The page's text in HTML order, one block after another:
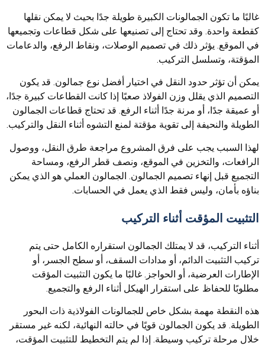
غالبًا ما تكون الجمالونات الكبيرة طويلة جدًا بحيث لا يمكن نقلها
كقطعة واحدة. وقد تحتاج إلى تصنيعها على شكل قطاعات وتجميعها
في الموقع. يؤثر ذلك في تصميم الوصلات، ونقاط الرفع، والدعامات
المؤقتة، وتسلسل التركيب.
يمكن أن تؤثر حدود النقل في اختيار أفضل نوع جمالون. قد يكون
التصميم الذي يقلل وزن الفولاذ صعبًا إذا كانت القطاعات كبيرة جدًا،
أو عميقة جدًا، أو مرنة جدًا أثناء الرفع. قد تحتاج قطاعات الجمالون
الطويلة والنحيفة إلى تقوية مؤقتة لمنع التشوه أثناء النقل والتركيب.
لهذا السبب يجب على فرق المشروع مراجعة طرق النقل، ووصول
الرافعات، والتخزين في الموقع، ونصف قطر الرفع، ومساحة
التجميع قبل إنهاء تصميم الجمالون. الجمالون العملي هو الذي يمكن
بناؤه بأمان، وليس فقط الذي يعمل في الحسابات.
التثبيت المؤقت أثناء التركيب
أثناء التركيب، قد لا يمتلك الجمالون استقراره الكامل حتى يتم
تركيب التثبيت الدائم، أو مدادات السقف، أو سطح الجسر، أو
الإطارات العرضية، أو الحواجز. غالبًا ما يكون التثبيت المؤقت
مطلوبًا للحفاظ على استقرار الهيكل أثناء الرفع والتجميع.
هذه النقطة مهمة بشكل خاص للجمالونات الفولاذية ذات البحور
الطويلة. قد يكون الجمالون قويًا في حالته النهائية، لكنه غير مستقر
خلال مرحلة تركيب وسيطة. إذا لم يتم التخطيط للتثبيت المؤقت،